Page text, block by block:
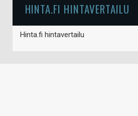
HINTA.FI HINTAVERTAILU
Hinta.fi hintavertailu